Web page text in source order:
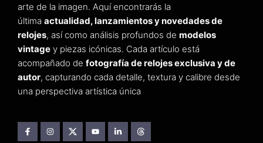
arte de la imagen. Aquí encontrarás la
última actualidad, lanzamientos y novedades de
relojes, así como análisis profundos de modelos
vintage y piezas icónicas. Cada artículo está
acompañado de fotografía de relojes exclusiva y de
autor, capturando cada detalle, textura y calibre desde
una perspectiva artística única